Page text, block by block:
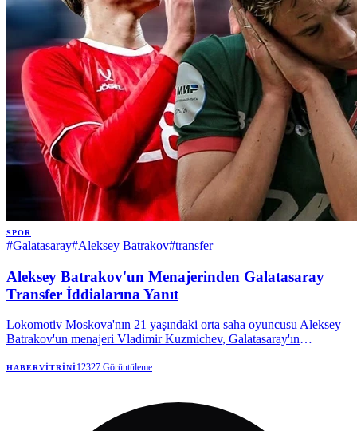
SPOR
#Galatasaray#Aleksey Batrakov#transfer
Aleksey Batrakov'un Menajerinden Galatasaray
Transfer İddialarına Yanıt
Lokomotiv Moskova'nın 21 yaşındaki orta saha oyuncusu Aleksey
Batrakov'un menajeri Vladimir Kuzmichev, Galatasaray'ın
teklif olmadığını, sadece bir niyet mektubu gönderildiğini belirterek,
HABERVITRINI12327 Görüntüleme